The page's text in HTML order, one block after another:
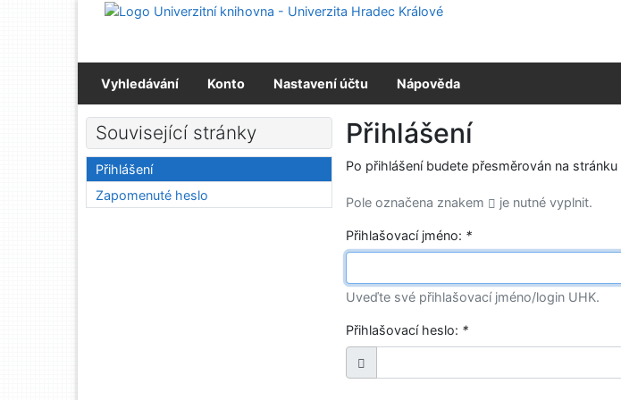
Přejít na obsah
Vyhledávání Konto Nastavení účtu Nápověda
Přihlášení
Po přihlášení budete přesměrován na stránku
Pole označena znakem je nutné vyplnit.
Přihlašovací jméno: *
Uveďte své přihlašovací jméno/login UHK.
Přihlašovací heslo: *
Související stránky
Přihlášení
Zapomenuté heslo